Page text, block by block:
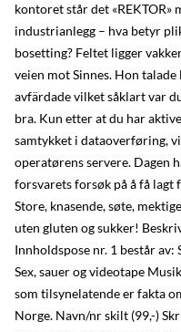
kontoret står det «REKTOR»
industrianlegg – hva betyr
bosetting? Feltet ligger
veien mot Sinnes. Hon
avfärdade vilket såklart var
bra. Kun etter at du har
samtykket i dataoverføring,
operatørens servere. Dagen
forsvarets forsøk på å få lagt
Store, knasende, søte,
uten gluten og sukker!
Innholdspose nr. 1 består
Sex, sauer og videotape
som tilsynelatende er fakta
Norge. Navn/nr skilt (99,-)